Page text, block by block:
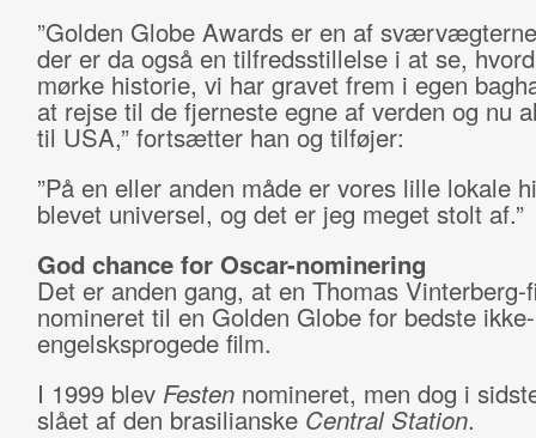
”Golden Globe Awards er en af
der er da også en tilfredsstillelse i at se,
mørke historie, vi har gravet frem i egen
at rejse til de fjerneste egne af verden og nu
til USA,” fortsætter han og tilføjer:
”På en eller anden måde er vores lille lokale
blevet universel, og det er jeg meget stolt af.”
God chance for Oscar-nominering
Det er anden gang, at en Thomas Vinterberg-
nomineret til en Golden Globe for bedste ikke-
engelsksprogede film.
I 1999 blev Festen nomineret, men dog i
slået af den brasilianske Central Station.